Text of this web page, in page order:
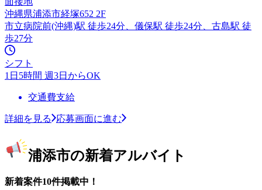
沖縄県浦添市経塚652 2F
市立病院前(沖縄)駅 徒歩24分、儀保駅 徒歩24分、古島駅 徒
歩27分
シフト
1日5時間 週3日からOK
交通費支給
詳細を見る 応募画面に進む
浦添市の新着アルバイト
新着案件10件掲載中！